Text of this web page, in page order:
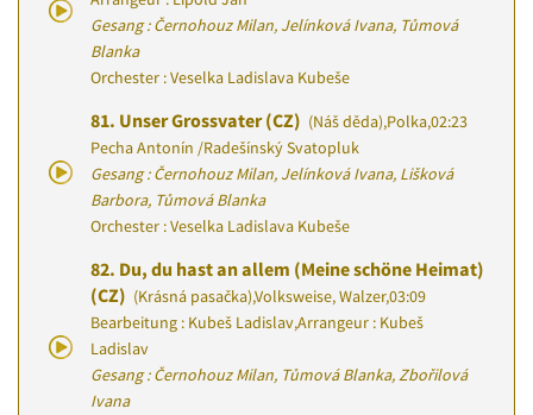
Gesang : Černohouz Milan, Jelínková Ivana, Tůmová
Blanka
Orchester : Veselka Ladislava Kubeše
81. Unser Grossvater (CZ) (Náš děda),Polka,02:23
Pecha Antonín /Radešínský Svatopluk
Gesang : Černohouz Milan, Jelínková Ivana, Lišková
Barbora, Tůmová Blanka
Orchester : Veselka Ladislava Kubeše
82. Du, du hast an allem (Meine schöne Heimat)
(CZ) (Krásná pasačka),Volksweise, Walzer,03:09
Bearbeitung : Kubeš Ladislav,Arrangeur : Kubeš
Ladislav
Gesang : Černohouz Milan, Tůmová Blanka, Zbořilová
Ivana